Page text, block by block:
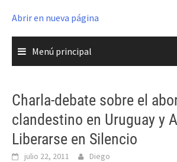
Abrir en nueva página
Menú principal
Charla-debate sobre el
clandestino en Uruguay y
Liberarse en Silencio
julio 22, 2011 Diego